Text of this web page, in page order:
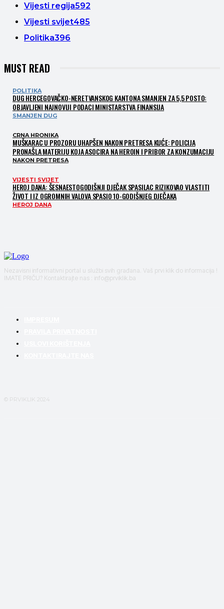
Vijesti regija592
Vijesti svijet485
Politika396
MUST READ
POLITIKA
DUG HERCEGOVAČKO-NERETVANSKOG KANTONA SMANJEN ZA 5,5 POSTO:
OBJAVLJENI NAJNOVIJI PODACI MINISTARSTVA FINANSIJA
SMANJEN DUG
CRNA HRONIKA
MUŠKARAC U PROZORU UHAPŠEN NAKON PRETRESA KUĆE: POLICIJA
PRONAŠLA MATERIJU KOJA ASOCIRA NA HEROIN I PRIBOR ZA KONZUMACIJU
NAKON PRETRESA
VIJESTI SVIJET
HEROJ DANA: ŠESNAESTOGODIŠNJI DJEČAK SPASILAC RIZIKOVAO VLASTITI
ŽIVOT I IZ OGROMNIH VALOVA SPASIO 10-GODIŠNJEG DJEČAKA
HEROJ DANA
Nezavisni informativni portal u službi svih građana. Vaš prvi klik do informacija !
IMATE PRIČU? Kontaktirajte nas : info@prviklik.ba
© PRVIKLIK 2024